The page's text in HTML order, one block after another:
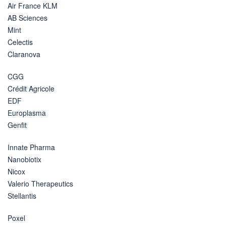
Air France KLM
AB Sciences
Mint
Celectis
Claranova
CGG
Crédit Agricole
EDF
Europlasma
Genfit
Innate Pharma
Nanobiotix
Nicox
Valerio Therapeutics
Stellantis
Poxel